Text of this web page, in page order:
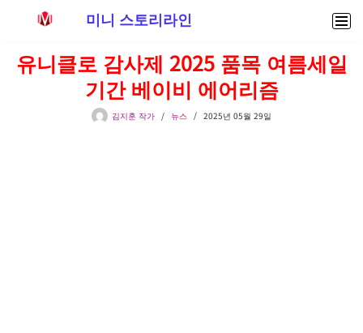
텐
미니 스토리라인
유니클로 감사제 2025 품목 여름세일
기간 베이비 에어리즘
김지훈 작가 뉴스 2025년 05월 29일